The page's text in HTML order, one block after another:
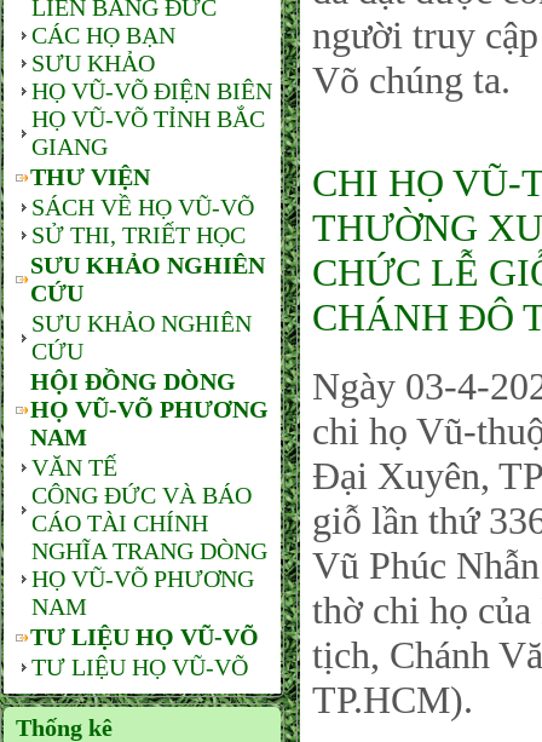
LIÊN BANG ĐỨC
CÁC HỌ BẠN
SƯU KHẢO
HỌ VŨ-VÕ ĐIỆN BIÊN
HỌ VŨ-VÕ TỈNH BẮC
GIANG
THƯ VIỆN
SÁCH VỀ HỌ VŨ-VÕ
SỬ THI, TRIẾT HỌC
SƯU KHẢO NGHIÊN
CỨU
SƯU KHẢO NGHIÊN
CỨU
HỘI ĐỒNG DÒNG
HỌ VŨ-VÕ PHƯƠNG
NAM
VĂN TẾ
CÔNG ĐỨC VÀ BÁO
CÁO TÀI CHÍNH
NGHĨA TRANG DÒNG
HỌ VŨ-VÕ PHƯƠNG
NAM
TƯ LIỆU HỌ VŨ-VÕ
TƯ LIỆU HỌ VŨ-VÕ
Thống kê
người truy
Võ chúng ta.
CHI HỌ VŨ-
THƯỜNG
CHỨC LỄ
CHÁNH ĐÔ
Ngày 03-4-
chi họ Vũ-
Đại Xuyên,
giỗ lần thứ
Vũ Phúc
thờ chi họ
tịch, Chánh
TP.HCM).